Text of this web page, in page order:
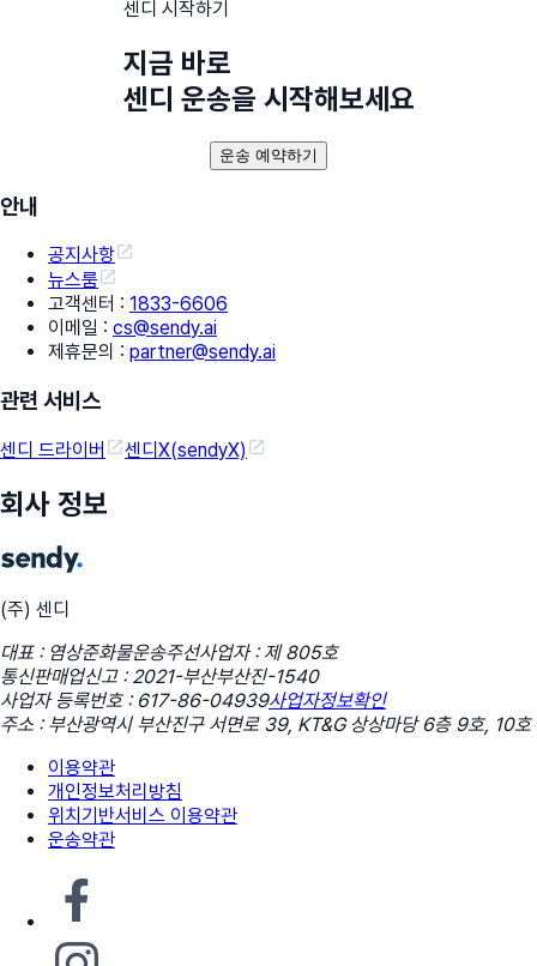
센디 시작하기
지금 바로
센디 운송을 시작해보세요
운송 예약하기
안내
공지사항
뉴스룸
고객센터 : 1833-6606
이메일 : cs@sendy.ai
제휴문의 : partner@sendy.ai
관련 서비스
센디 드라이버 센디X(sendyX)
회사 정보
(주) 센디
대표 : 염상준화물운송주선사업자 : 제 805호
통신판매업신고 : 2021-부산부산진-1540
사업자 등록번호 : 617-86-04939사업자정보확인
주소 : 부산광역시 부산진구 서면로 39, KT&G 상상마당 6층 9호, 10호
이용약관
개인정보처리방침
위치기반서비스 이용약관
운송약관